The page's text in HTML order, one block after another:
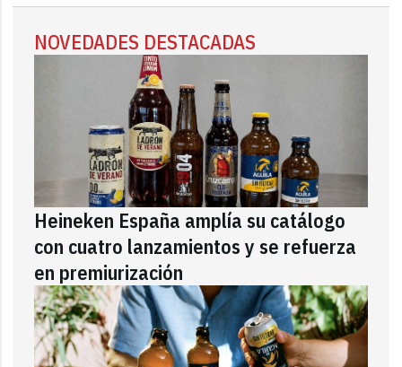
NOVEDADES DESTACADAS
Heineken España amplía su catálogo
con cuatro lanzamientos y se refuerza
en premiurización